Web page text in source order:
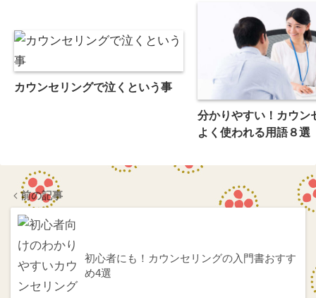
カウンセリングで泣くという事
分かりやすい！カウン
よく使われる用語８選
前の記事
初心者にも！カウンセリングの入門書おすす
め4選